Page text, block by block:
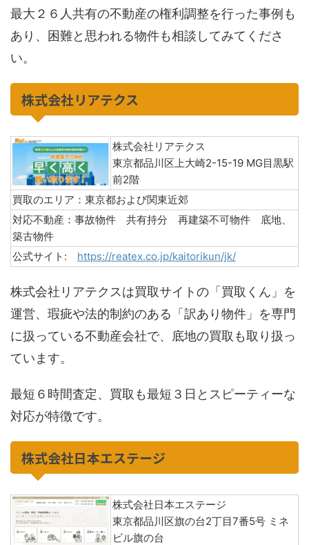
最大２６人共有の不動産の権利調整を行った事例も
あり、困難と思われる物件も相談してみてくださ
い。
株式会社リアテクス
株式会社リアテクス
東京都品川区上大崎2-15-19 MG目黒駅
前2階
買取のエリア：東京都および関東近郊​
対応不動産：事故物件 共有持分 再建築不可物件 底地、
築古物件
公式サイト: https://reatex.co.jp/kaitorikun/jk/
株式会社リアテクスは買取サイトの「買取くん」を
運営、瑕疵や法的制約のある「訳あり物件」を専門
に扱っている不動産会社で、底地の買取も取り扱っ
ています。
最短６時間査定、買取も最短３日とスピーティーな
対応が特徴です。
株式会社日本エステージ
株式会社日本エステージ
東京都品川区旗の台2丁目7番5号 ミネ
ビル旗の台